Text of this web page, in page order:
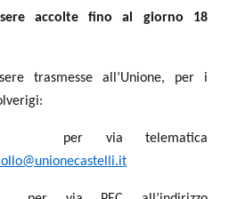
accolte fino al giorno 18
trasmesse all’Unione, per i
per via telematica